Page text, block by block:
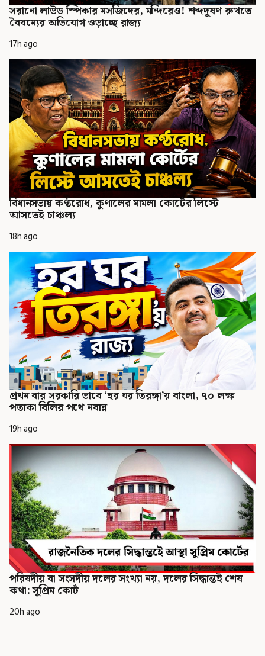
সরানো লাউড স্পিকার মসজিদের, মন্দিরেও! শব্দদূষণ রুখতে
বৈষম্যের অভিযোগ ওড়াচ্ছে রাজ্য
17h ago
বিধানসভায় কণ্ঠরোধ, কুণালের মামলা কোর্টের লিস্টে
আসতেই চাঞ্চল্য
18h ago
প্রথম বার সরকারি ভাবে ‘হর ঘর তিরঙ্গা’য় বাংলা, ৭০ লক্ষ
পতাকা বিলির পথে নবান্ন
19h ago
পরিষদীয় বা সংসদীয় দলের সংখ্যা নয়, দলের সিদ্ধান্তই শেষ
কথা: সুপ্রিম কোর্ট
20h ago